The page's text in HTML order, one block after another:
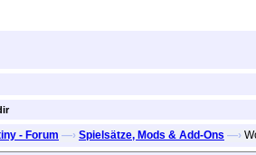
- Forum —› Spielsätze, Mods & Add-Ons —›